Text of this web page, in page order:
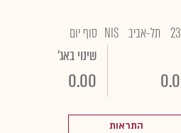
תל-אביב NIS סוף יום
שינוי באג'
0.00
התראות